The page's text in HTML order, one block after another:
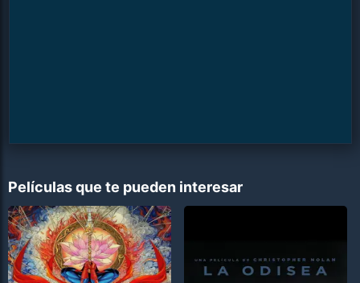
Películas que te pueden interesar